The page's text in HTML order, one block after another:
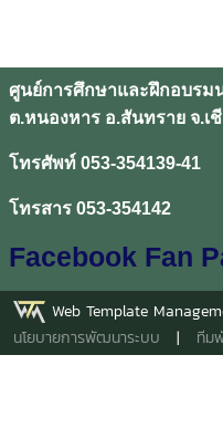
ศูนย์การศึกษาและฝึกอบรม
ต.หนองหาร อ.สันทราย จ.เ
โทรศัพท์ 053-354139-41
โทรสาร 053-354142
Facebook Fan
Web Template
นโยบายการพัฒนาระบบ | ทีม